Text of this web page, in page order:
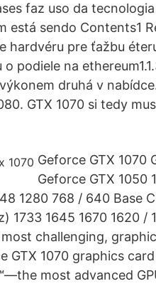
faz uso da
está sendo Contents1
pre ťažbu
podiele na
druhá v
GTX 1070 si tedy
Geforce GTX 1070
Geforce GTX 1050
1280 768 / 640 Base
1733 1645 1670 1620 /
challenging,
GTX 1070 graphics
most advanced